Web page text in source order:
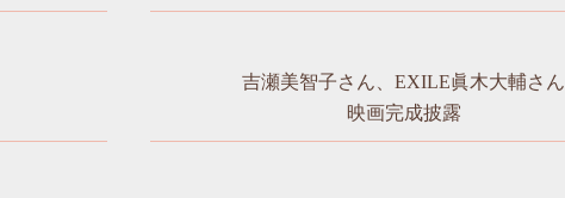
吉瀬美智子さん、EXILE眞木大輔さん
映画完成披露